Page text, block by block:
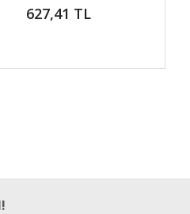
627,41 TL